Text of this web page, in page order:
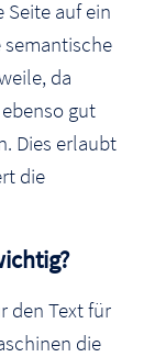
Seite auf ein
semantische
da
gut
Dies erlaubt
die
den Text für
die